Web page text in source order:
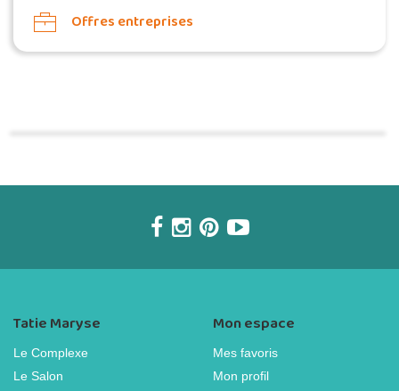
Offres entreprises
Tatie Maryse
Le Complexe
Le Salon
Mon espace
Mes favoris
Mon profil